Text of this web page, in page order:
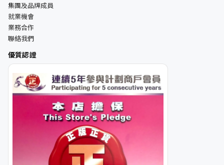
集團及品牌成員
就業機會
業務合作
聯絡我們
優質認證